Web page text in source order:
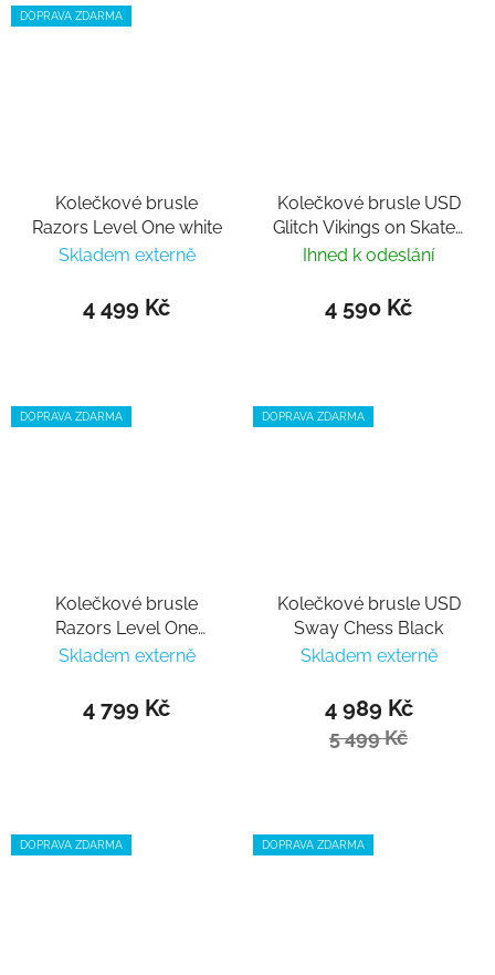
DOPRAVA ZDARMA
Kolečkové brusle
Razors Level One white
Skladem externě
4 499 Kč
Kolečkové brusle USD
Glitch Vikings on Skates
nastavitelné
Ihned k odeslání
4 590 Kč
DOPRAVA ZDARMA
Kolečkové brusle
Razors Level One
Junior white
Skladem externě
4 799 Kč
DOPRAVA ZDARMA
Kolečkové brusle USD
Sway Chess Black
Skladem externě
4 989 Kč
5 499 Kč
DOPRAVA ZDARMA DOPRAVA ZDARMA